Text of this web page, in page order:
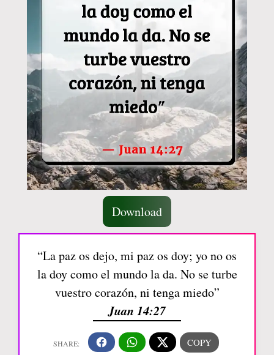
Download
“La paz os dejo, mi paz os doy; yo no os
la doy como el mundo la da. No se turbe
vuestro corazón, ni tenga miedo”
Juan 14:27